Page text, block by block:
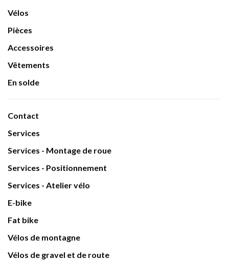
Vélos
Pièces
Accessoires
Vêtements
En solde
Contact
Services
Services - Montage de roue
Services - Positionnement
Services - Atelier vélo
E-bike
Fat bike
Vélos de montagne
Vélos de gravel et de route